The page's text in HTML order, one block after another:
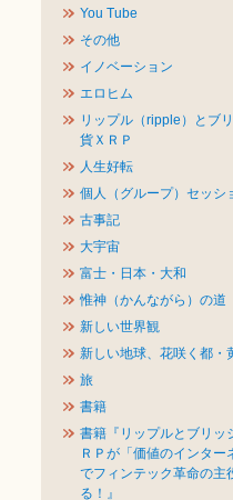
You Tube
その他
イノベーション
エロヒム
リップル（ripple）とブ
貨ＸＲＰ
人生好転
個人（グループ）セッシ
古事記
大宇宙
富士・日本・大和
惟神（かんながら）の道
新しい世界観
新しい地球、花咲く都・
旅
書籍
書籍『リップルとブリッ
ＲＰが「価値のインター
でフィンテック革命の主
る！』